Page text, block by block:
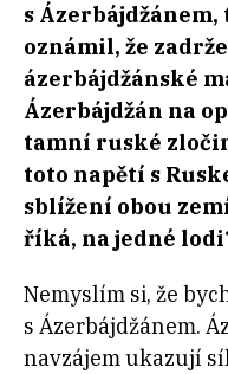
s Ázerbájdžánem,
oznámil, že
ázerbájdžánské
Ázerbájdžán na
tamní ruské
toto napětí s
sblížení obou
říká, na jedné
Nemyslím si, že
s Ázerbájdžánem.
navzájem ukazují